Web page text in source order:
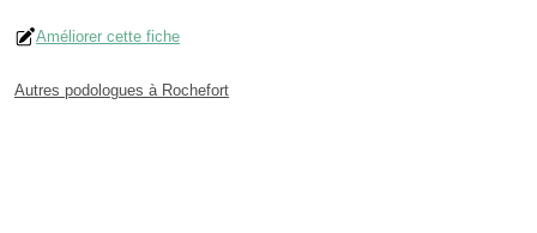
Améliorer cette fiche
Autres podologues à Rochefort